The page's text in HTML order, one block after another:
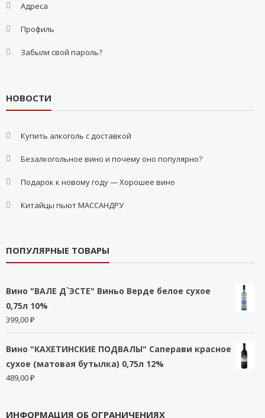
Адреса
Профиль
Забыли свой пароль?
НОВОСТИ
Купить алкоголь с доставкой
Безалкогольное вино и почему оно популярно?
Подарок к новому году — Хорошее вино
Китайцы пьют МАССАНДРУ
ПОПУЛЯРНЫЕ ТОВАРЫ
Вино "ВАЛЕ Д`ЭСТЕ" Виньо Верде белое сухое
0,75л 10%
399,00₽
Вино "КАХЕТИНСКИЕ ПОДВАЛЫ" Саперави красное
сухое (матовая бутылка) 0,75л 12%
489,00₽
ИНФОРМАЦИЯ ОБ ОГРАНИЧЕНИЯХ